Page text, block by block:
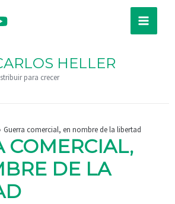
Main
HELLER
para crecer
Guerra comercial, en nombre de la libertad
COMERCIAL,
DE LA